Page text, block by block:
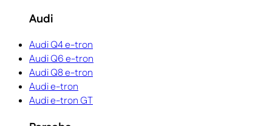
Audi
Audi Q4 e-tron
Audi Q6 e-tron
Audi Q8 e-tron
Audi e-tron
Audi e-tron GT